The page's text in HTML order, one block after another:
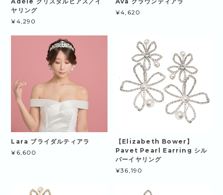
ヤリング
¥4,290
¥4,620
Lara ブライダルティアラ
¥6,600
【Elizabeth Bower】
Pavet Pearl Earring シル
バーイヤリング
¥36,190